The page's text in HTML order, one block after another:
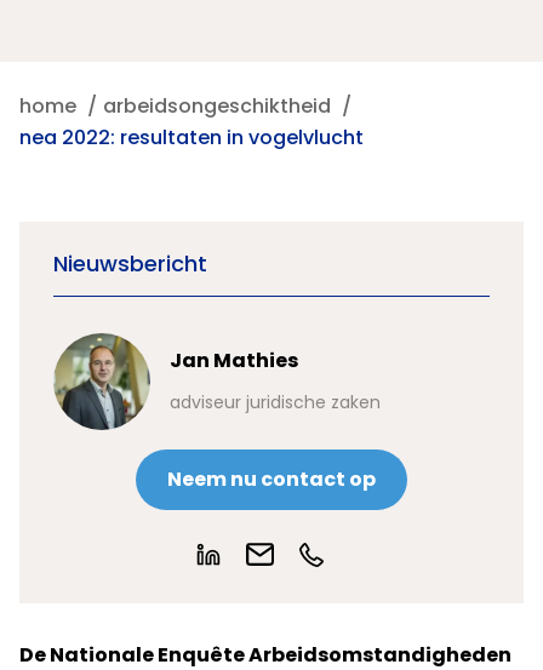
home
arbeidsongeschiktheid
nea 2022: resultaten in vogelvlucht
Nieuwsbericht
Jan Mathies
adviseur juridische zaken
Neem nu contact op
De Nationale Enquête Arbeidsomstandigheden